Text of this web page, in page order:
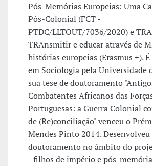
Pós-Memórias Europeias: Uma
Pós-Colonial (FCT -
PTDC/LLTOUT/7036/2020) e
TRAnsmitir e educar através de
histórias europeias (Erasmus +).
em Sociologia pela Universidade
sua tese de doutoramento
Combatentes Africanos das
Portuguesas: a Guerra Colonial
de (Re)conciliação" venceu o
Mendes Pinto 2014. Desenvolveu
doutoramento no âmbito do
- filhos de império e pós-